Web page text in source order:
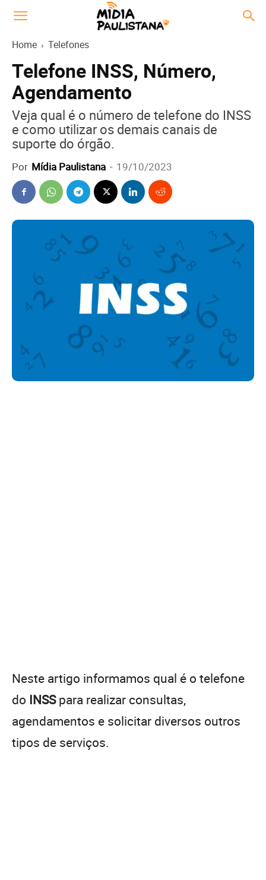
Home Telefones
Telefone INSS, Número,
Agendamento
Veja qual é o número de telefone do INSS
e como utilizar os demais canais de
suporte do órgão.
Por Mídia Paulistana - 19/10/2023
Neste artigo informamos qual é o telefone
do INSSpara realizar consultas,
agendamentos e solicitar diversos outros
tipos de serviços.